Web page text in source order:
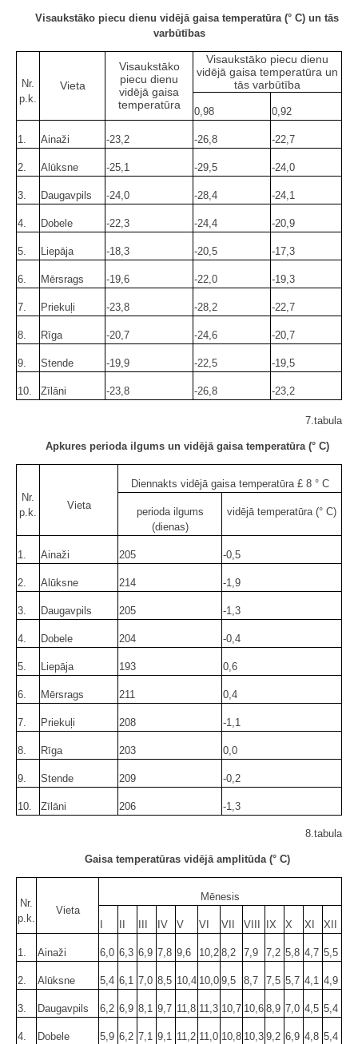
Visaukstāko piecu dienu vidējā gaisa temperatūra (° C) un tās
varbūtības
Nr.
p.k.
Vieta
Visaukstāko
piecu dienu
vidējā gaisa
temperatūra
Visaukstāko piecu dienu
vidējā gaisa temperatūra un
tās varbūtība
0,98 0,92
1. Ainaži -23,2 -26,8 -22,7
2. Alūksne -25,1 -29,5 -24,0
3. Daugavpils -24,0 -28,4 -24,1
4. Dobele -22,3 -24,4 -20,9
5. Liepāja -18,3 -20,5 -17,3
6. Mērsrags -19,6 -22,0 -19,3
7. Priekuļi -23,8 -28,2 -22,7
8. Rīga -20,7 -24,6 -20,7
9. Stende -19,9 -22,5 -19,5
10. Zīlāni -23,8 -26,8 -23,2
7.tabula
Apkures perioda ilgums un vidējā gaisa temperatūra (° C)
Nr.
p.k.
Vieta
Diennakts vidējā gaisa temperatūra £ 8 ° C
perioda ilgums
(dienas)
vidējā temperatūra (° C)
1. Ainaži 205 -0,5
2. Alūksne 214 -1,9
3. Daugavpils 205 -1,3
4. Dobele 204 -0,4
5. Liepāja 193 0,6
6. Mērsrags 211 0,4
7. Priekuļi 208 -1,1
8. Rīga 203 0,0
9. Stende 209 -0,2
10. Zīlāni 206 -1,3
8.tabula
Gaisa temperatūras vidējā amplitūda (° C)
Nr.
p.k.
Vieta
Mēnesis
IV V VI VII VIII IX X XI XII
1. Ainaži 6,0 6,3 6,9 7,8 9,6 10,2 8,2 7,9 7,2 5,8 4,7 5,5
2. Alūksne 5,4 6,1 7,0 8,5 10,4 10,0 9,5 8,7 7,5 5,7 4,1 4,9
3. Daugavpils 6,2 6,9 8,1 9,7 11,8 11,3 10,7 10,6 8,9 7,0 4,5 5,4
4. Dobele 5,9 6,2 7,1 9,1 11,2 11,0 10,8 10,3 9,2 6,9 4,8 5,4